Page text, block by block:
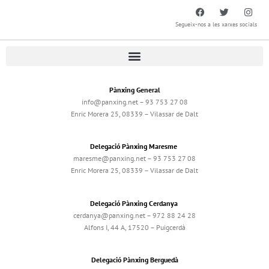
Segueix-nos a les xarxes socials
Pànxing General
info@panxing.net – 93 753 27 08
Enric Morera 25, 08339 – Vilassar de Dalt
Delegació Pànxing Maresme
maresme@panxing.net – 93 753 27 08
Enric Morera 25, 08339 – Vilassar de Dalt
Delegació Pànxing Cerdanya
cerdanya@panxing.net – 972 88 24 28
Alfons I, 44 A, 17520 – Puigcerdà
Delegació Pànxing Berguedà